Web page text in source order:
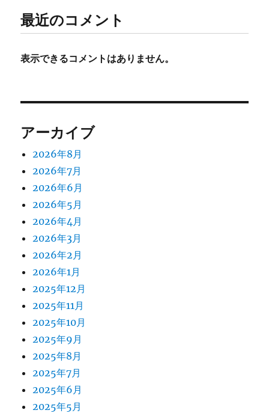
最近のコメント
表示できるコメントはありません。
アーカイブ
2026年8月
2026年7月
2026年6月
2026年5月
2026年4月
2026年3月
2026年2月
2026年1月
2025年12月
2025年11月
2025年10月
2025年9月
2025年8月
2025年7月
2025年6月
2025年5月